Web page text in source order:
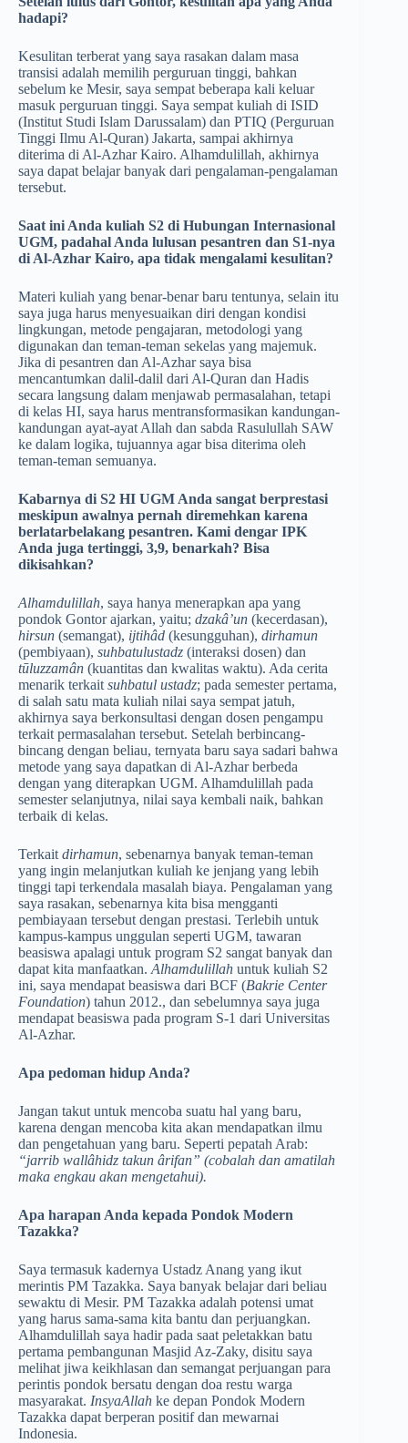
hadapi?
Kesulitan terberat yang saya rasakan dalam masa
transisi adalah memilih perguruan tinggi, bahkan
sebelum ke Mesir, saya sempat beberapa kali keluar
masuk perguruan tinggi. Saya sempat kuliah di ISID
(Institut Studi Islam Darussalam) dan PTIQ (Perguruan
Tinggi Ilmu Al-Quran) Jakarta, sampai akhirnya
diterima di Al-Azhar Kairo. Alhamdulillah, akhirnya
saya dapat belajar banyak dari pengalaman-pengalaman
tersebut.
Saat ini Anda kuliah S2 di Hubungan Internasional
UGM, padahal Anda lulusan pesantren dan S1-nya
di Al-Azhar Kairo, apa tidak mengalami kesulitan?
Materi kuliah yang benar-benar baru tentunya, selain itu
saya juga harus menyesuaikan diri dengan kondisi
lingkungan, metode pengajaran, metodologi yang
digunakan dan teman-teman sekelas yang majemuk.
Jika di pesantren dan Al-Azhar saya bisa
mencantumkan dalil-dalil dari Al-Quran dan Hadis
secara langsung dalam menjawab permasalahan, tetapi
di kelas HI, saya harus mentransformasikan kandungan-
kandungan ayat-ayat Allah dan sabda Rasulullah SAW
ke dalam logika, tujuannya agar bisa diterima oleh
teman-teman semuanya.
Kabarnya di S2 HI UGM Anda sangat berprestasi
meskipun awalnya pernah diremehkan karena
berlatarbelakang pesantren. Kami dengar IPK
Anda juga tertinggi, 3,9, benarkah? Bisa
dikisahkan?
Alhamdulillah, saya hanya menerapkan apa yang
pondok Gontor ajarkan, yaitu; dzakâ’un (kecerdasan),
hirsun (semangat), ijtihâd (kesungguhan), dirhamun
(pembiyaan), suhbatulustadz (interaksi dosen) dan
tūluzzamân (kuantitas dan kwalitas waktu). Ada cerita
menarik terkait suhbatul ustadz; pada semester pertama,
di salah satu mata kuliah nilai saya sempat jatuh,
akhirnya saya berkonsultasi dengan dosen pengampu
terkait permasalahan tersebut. Setelah berbincang-
bincang dengan beliau, ternyata baru saya sadari bahwa
metode yang saya dapatkan di Al-Azhar berbeda
dengan yang diterapkan UGM. Alhamdulillah pada
semester selanjutnya, nilai saya kembali naik, bahkan
terbaik di kelas.
Terkait dirhamun, sebenarnya banyak teman-teman
yang ingin melanjutkan kuliah ke jenjang­ yang lebih
tinggi tapi terkendala masalah biaya. Pengalaman yang
saya rasakan, sebenarnya­ kita bisa mengganti
pembiayaan tersebut dengan prestasi. Terlebih untuk
kampus-kampus unggulan seperti UGM, tawaran
beasiswa apalagi untuk program S2 sangat banyak dan
dapat kita manfaatkan. Alhamdulillah untuk kuliah S2
ini, saya mendapat beasiswa dari BCF (Bakrie Center
Foundation) tahun 2012., dan sebelumnya saya juga
mendapat beasiswa pada program S-1 dari Universitas
Al-Azhar.
Apa pedoman hidup Anda?
Jangan takut untuk mencoba suatu hal yang baru,
karena dengan mencoba kita akan mendapatkan ilmu
dan pengetahuan yang baru. Seperti pepatah Arab:
“jarrib wallâhidz takun ârifan” (cobalah dan amatilah
maka engkau akan mengetahui).
Apa harapan Anda kepada Pondok Modern
Tazakka?
Saya termasuk kadernya Ustadz Anang yang ikut
merintis PM Tazakka. Saya banyak belajar dari beliau
sewaktu di Mesir. PM Tazakka adalah potensi umat
yang harus sama-sama kita bantu dan perjuangkan.
Alhamdulillah saya hadir pada saat peletakkan batu
pertama pembangunan Masjid Az-Zaky, disitu saya
melihat jiwa keikhlasan dan semangat perjuangan para
perintis pondok bersatu dengan doa restu warga
masyarakat. InsyaAllah ke depan Pondok Modern
Tazakka dapat berperan positif dan mewarnai
Indonesia.